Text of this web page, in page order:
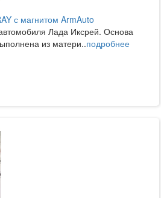
с магнитом ArmAuto
Лада Иксрей. Основа
из матери..подробнее